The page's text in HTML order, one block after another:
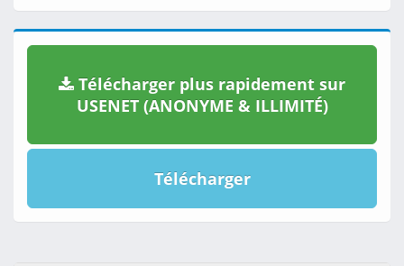
Télécharger plus rapidement sur
USENET (ANONYME & ILLIMITÉ)
Télécharger